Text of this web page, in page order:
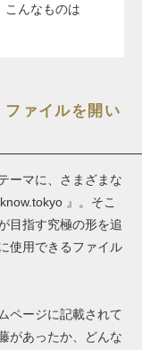
こんなものは
ファイルを開い
ーマに、さまざまな
』。そこ
目指す究極の形を追
使用できるファイル
ページに記載されて
があったか、どんな